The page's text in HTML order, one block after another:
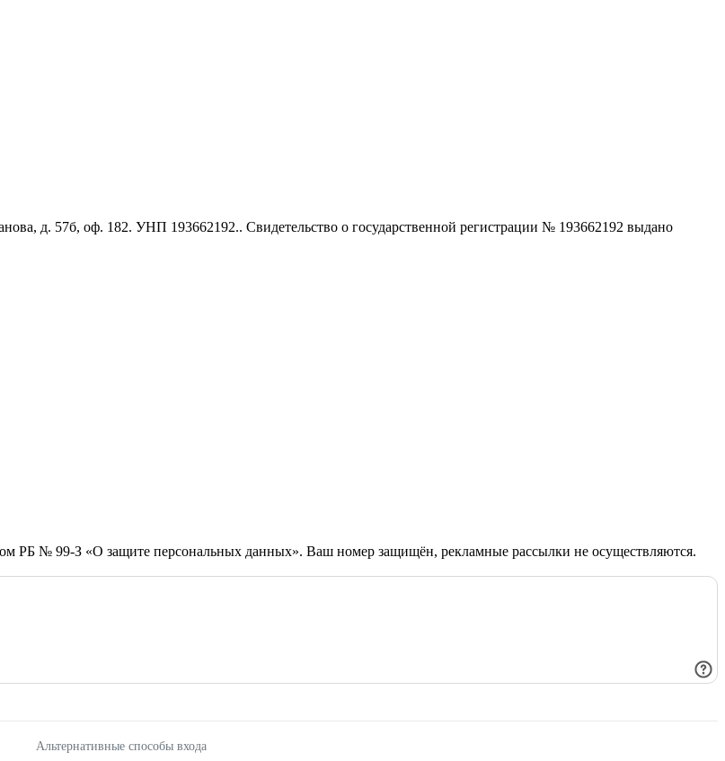
д. 57б, оф. 182. УНП 193662192.. Свидетельство о государственной регистрации № 193662192 выдано
РБ № 99-З «О защите персональных данных». Ваш номер защищён, рекламные рассылки не осуществляются.
Альтернативные способы входа